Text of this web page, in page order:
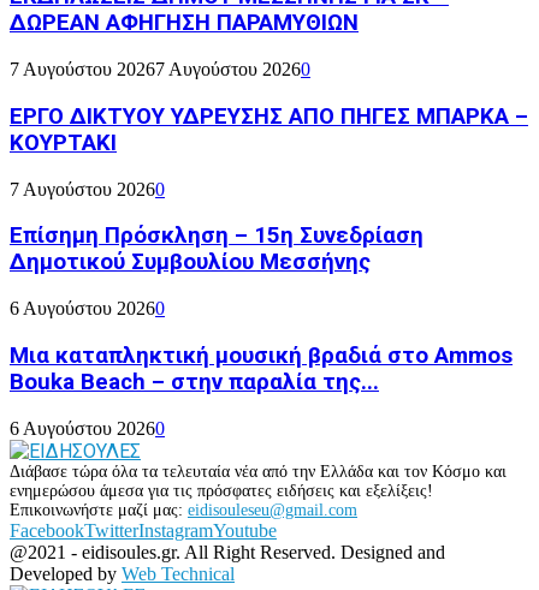
ΔΩΡΕΑΝ ΑΦΗΓΗΣΗ ΠΑΡΑΜΥΘΙΩΝ
7 Αυγούστου 20267 Αυγούστου 20260
ΕΡΓΟ ΔΙΚΤΥΟΥ ΥΔΡΕΥΣΗΣ ΑΠΟ ΠΗΓΕΣ ΜΠΑΡΚΑ –
ΚΟΥΡΤΑΚΙ
7 Αυγούστου 20260
Επίσημη Πρόσκληση – 15η Συνεδρίαση
Δημοτικού Συμβουλίου Μεσσήνης
6 Αυγούστου 20260
Μια καταπληκτική μουσική βραδιά στο Ammos
Bouka Beach – στην παραλία της...
6 Αυγούστου 20260
Διάβασε τώρα όλα τα τελευταία νέα από την Ελλάδα και τον Κόσμο και
ενημερώσου άμεσα για τις πρόσφατες ειδήσεις και εξελίξεις!
Επικοινωνήστε μαζί μας: eidisouleseu@gmail.com
FacebookTwitterInstagramYoutube
@2021 - eidisoules.gr. All Right Reserved. Designed and
Developed by Web Technical